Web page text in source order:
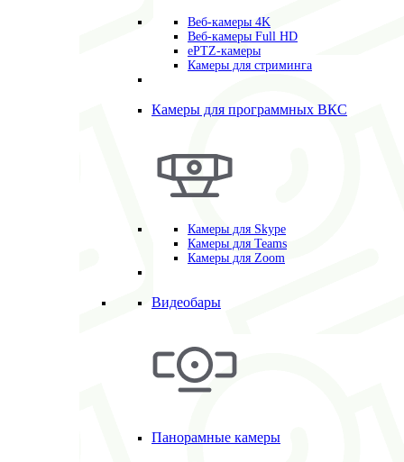
Веб-камеры 4K
Веб-камеры Full HD
ePTZ-камеры
Камеры для стриминга
Камеры для программных ВКС
Камеры для Skype
Камеры для Teams
Камеры для Zoom
Видеобары
Панорамные камеры